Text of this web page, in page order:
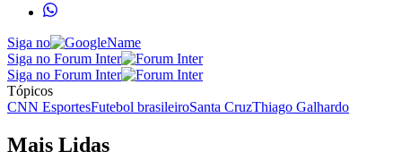
Siga no
Siga no Forum Inter
Siga no Forum Inter
Tópicos
CNN EsportesFutebol brasileiroSanta CruzThiago Galhardo
Mais Lidas